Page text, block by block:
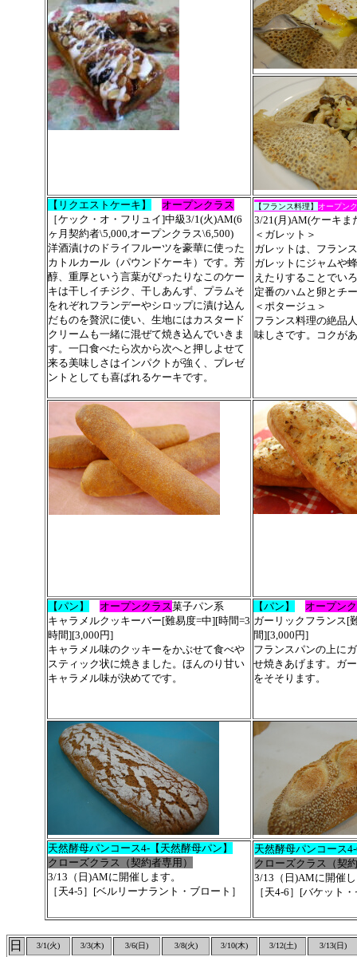
【リクエストケーキ】
オープンクラス
［ケック・オ・フリュイ]中級3/1(火)AM(6
ヶ月契約者\5,000,オープンクラス\6,500)
洋酒漬けのドライフルーツを豪華に使った
カトルカール（パウンドケーキ）です 。芳
醇、重厚という言葉がぴったりなこのケー
キは干しイチジク、干しあんず、プラムそ
をれぞれフランデーやシロップに漬け込ん
だものを贅沢に使い、生地にはカスタード
クリームも一緒に混ぜて焼き込んでいきま
す。一口食べたら次から次へと押しよせて
来る美味しさはインパクトが強く、プレゼ
ントとしても喜ばれるケーキです。
【フランス料理】 オープン
3/21(月)AM(ケーキま
＜ガレット＞
ガレットは、フラン
ガレットにジャムや
えたりすることでい
定番のハムと卵とチ
＜ポタージュ＞
フランス料理の絶品
味しさです。コクが
【パン】 オープンクラス菓子パン系
キャラメルクッキーバー[難易度=中][時間=3
時間][3,000円]
キャラメル味のクッキーをかぶせて食べや
スティック状に焼きました。ほんのり甘い
キャラメル味が決めてです。
【パン】
オープン
ガーリックフランス[
間][3,000円]
フランスパンの上に
せ焼きあげます。ガ
をそそります。
天然酵母パンコース4-【天然酵母パン】
クローズクラス（契約者専用）
3/13（日)AMに開催します。
［天4-5］[ベルリーナラント・ブロート］
天然酵母パンコース
クローズクラス（契
3/13（日)AMに開催
［天4-6］[バケット
日 3/1(火) 3/3(木) 3/6(日) 3/8(火) 3/10(木) 3/12(土) 3/13(日)